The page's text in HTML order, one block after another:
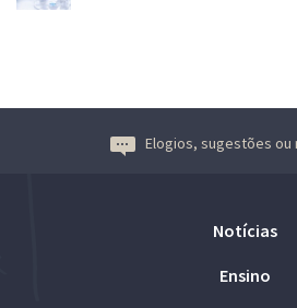
Elogios, sugestões ou
Notícias
Ensino